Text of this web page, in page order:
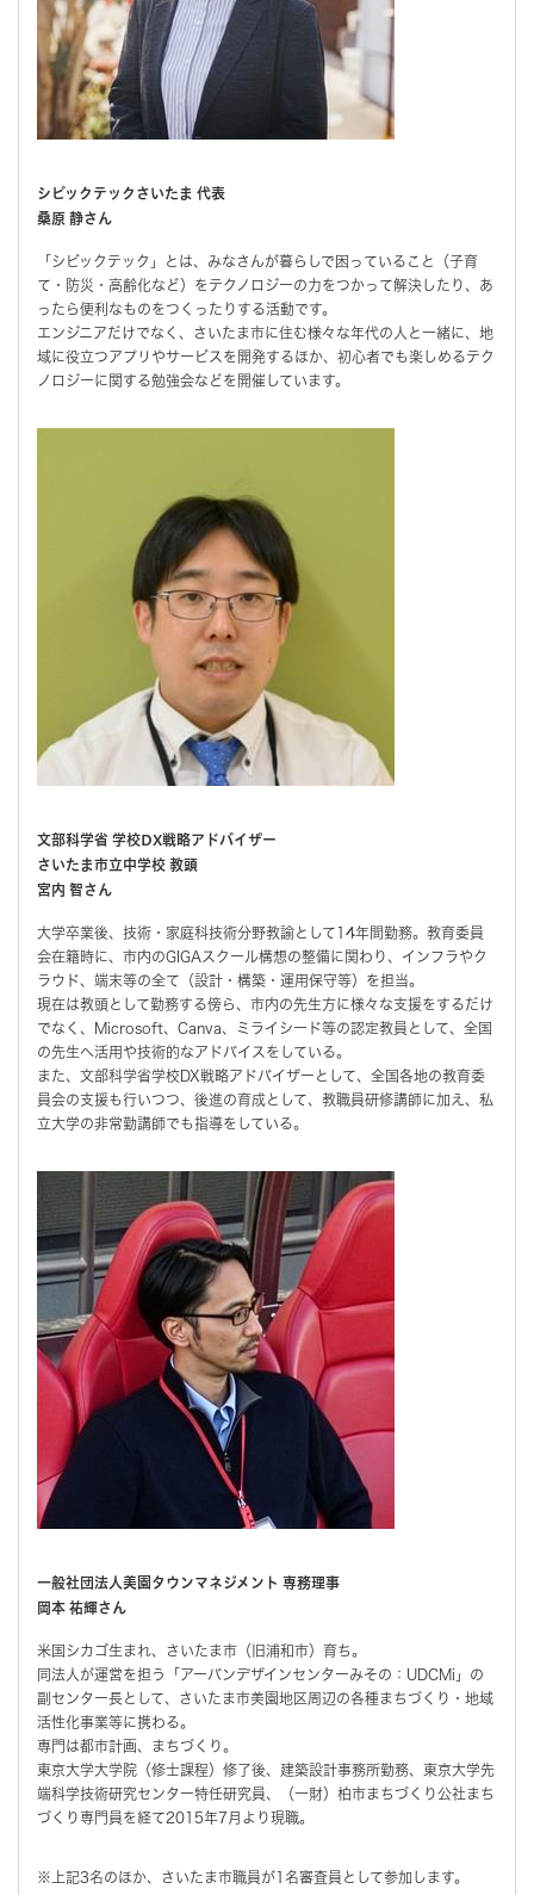
シビックテックさいたま 代表
桑原 静さん
「シビックテック」とは、みなさんが暮らしで困っていること（子育
て・防災・高齢化など）をテクノロジーの力をつかって解決したり、あ
ったら便利なものをつくったりする活動です。
エンジニアだけでなく、さいたま市に住む様々な年代の人と一緒に、地
域に役立つアプリやサービスを開発するほか、初心者でも楽しめるテク
ノロジーに関する勉強会などを開催しています。
文部科学省 学校DX戦略アドバイザー
さいたま市立中学校 教頭
宮内 智さん
大学卒業後、技術・家庭科技術分野教諭として14年間勤務。教育委員
会在籍時に、市内のGIGAスクール構想の整備に関わり、インフラやク
ラウド、端末等の全て（設計・構築・運用保守等）を担当。
現在は教頭として勤務する傍ら、市内の先生方に様々な支援をするだけ
でなく、Microsoft、Canva、ミライシード等の認定教員として、全国
の先生へ活用や技術的なアドバイスをしている。
また、文部科学省学校DX戦略アドバイザーとして、全国各地の教育委
員会の支援も行いつつ、後進の育成として、教職員研修講師に加え、私
立大学の非常勤講師でも指導をしている。
一般社団法人美園タウンマネジメント 専務理事
岡本 祐輝さん
米国シカゴ生まれ、さいたま市（旧浦和市）育ち。
同法人が運営を担う「アーバンデザインセンターみその：UDCMi」の
副センター長として、さいたま市美園地区周辺の各種まちづくり・地域
活性化事業等に携わる。
専門は都市計画、まちづくり。
東京大学大学院（修士課程）修了後、建築設計事務所勤務、東京大学先
端科学技術研究センター特任研究員、（一財）柏市まちづくり公社まち
づくり専門員を経て2015年7月より現職。
※上記3名のほか、さいたま市職員が1名審査員として参加します。